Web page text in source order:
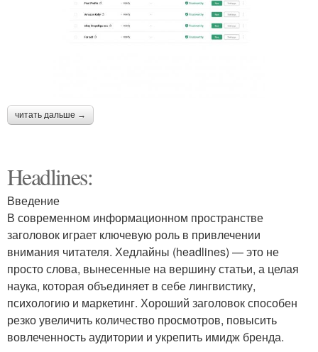
читать дальше →
Headlines:
Введение
В современном информационном пространстве
заголовок играет ключевую роль в привлечении
внимания читателя. Хедлайны (headlines) — это не
просто слова, вынесенные на вершину статьи, а целая
наука, которая объединяет в себе лингвистику,
психологию и маркетинг. Хороший заголовок способен
резко увеличить количество просмотров, повысить
вовлеченность аудитории и укрепить имидж бренда.